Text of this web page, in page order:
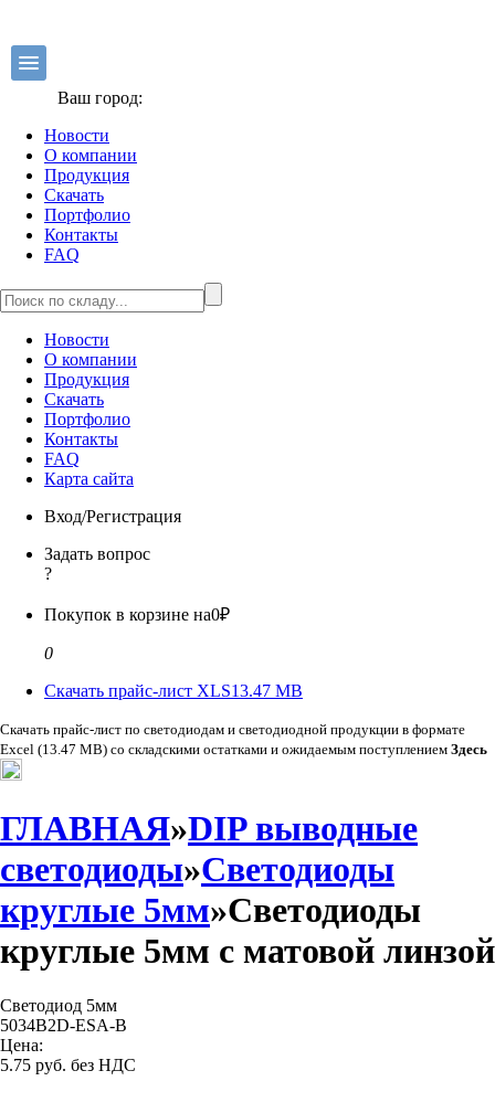
Ваш город:
Новости
О компании
Продукция
Скачать
Портфолио
Контакты
FAQ
Новости
О компании
Продукция
Скачать
Портфолио
Контакты
FAQ
Карта сайта
Вход/Регистрация
Задать вопрос
?
Покупок в корзине на0₽
0
Скачать прайс-лист XLS13.47 MB
Скачать прайс-лист по светодиодам и светодиодной продукции в формате
Excel (13.47 MB) со складскими остатками и ожидаемым поступлением Здесь
ГЛАВНАЯ»DIP выводные
светодиоды»Светодиоды
круглые 5мм»Светодиоды
круглые 5мм с матовой линзой
Светодиод 5мм
5034B2D-ESA-B
Цена:
5.75 руб. без НДС